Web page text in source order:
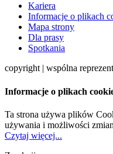
Kariera
Informacje o plikach
Mapa strony
Dla prasy
Spotkania
copyright | wspólna
Informacje o plikach
Ta strona używa plików
używania i możliwości
Czytaj więcej...